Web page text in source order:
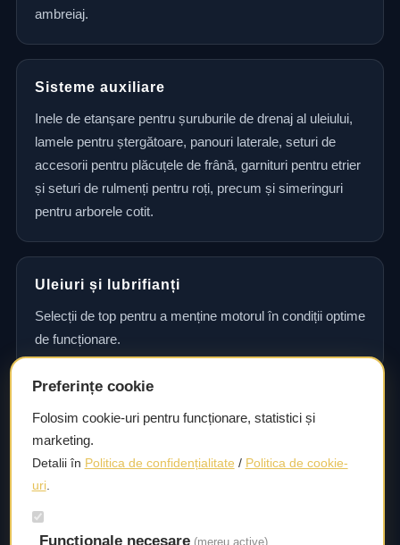
ambreiaj.
Sisteme auxiliare
Inele de etanșare pentru șuruburile de drenaj al uleiului,
lamele pentru ștergătoare, panouri laterale, seturi de
accesorii pentru plăcuțele de frână, garnituri pentru etrier
și seturi de rulmenți pentru roți, precum și simeringuri
pentru arborele cotit.
Uleiuri și lubrifianți
Selecții de top pentru a menține motorul în condiții optime
de funcționare.
Consultanță și asistență tehnică
Consultanță și asistență tehnică pentru alegerea pieselor
potrivite și efectuarea reparațiilor sau întreținerii corecte.
Livrare rapidă
Preferințe cookie
Folosim cookie-uri pentru funcționare, statistici și
marketing.
Detalii în Politica de confidențialitate / Politica de cookie-
uri.
Funcționale necesare (mereu active)